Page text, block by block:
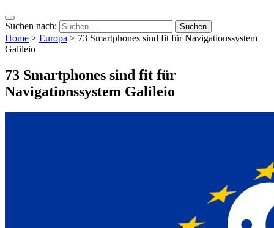
Suchen nach:
Home > Europa > 73 Smartphones sind fit für Navigationssystem
Galileio
73 Smartphones sind fit für
Navigationssystem Galileio